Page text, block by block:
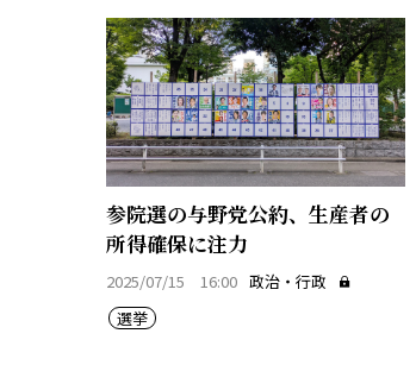
参院選の与野党公約、生産者の
所得確保に注力
2025/07/15 16:00 政治・行政
選挙